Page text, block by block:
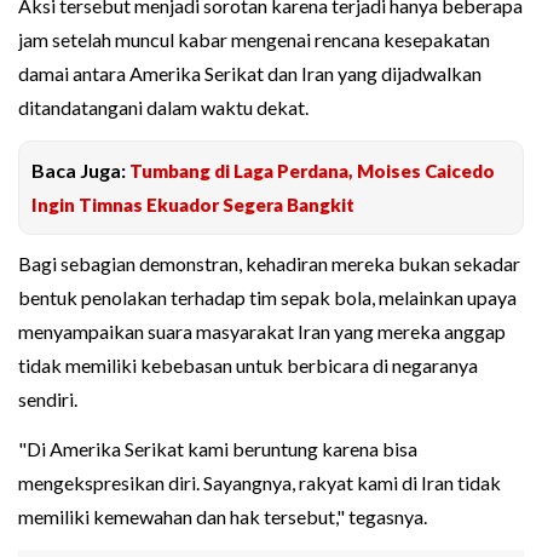
Aksi tersebut menjadi sorotan karena terjadi hanya beberapa
jam setelah muncul kabar mengenai rencana kesepakatan
damai antara Amerika Serikat dan Iran yang dijadwalkan
ditandatangani dalam waktu dekat.
Baca Juga: Tumbang di Laga Perdana, Moises Caicedo
Ingin Timnas Ekuador Segera Bangkit
Bagi sebagian demonstran, kehadiran mereka bukan sekadar
bentuk penolakan terhadap tim sepak bola, melainkan upaya
menyampaikan suara masyarakat Iran yang mereka anggap
tidak memiliki kebebasan untuk berbicara di negaranya
sendiri.
"Di Amerika Serikat kami beruntung karena bisa
mengekspresikan diri. Sayangnya, rakyat kami di Iran tidak
memiliki kemewahan dan hak tersebut," tegasnya.